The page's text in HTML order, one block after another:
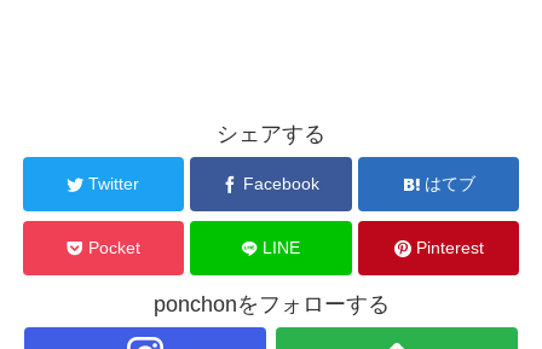
シェアする
Twitter Facebook はてブ
Pocket LINE Pinterest
ponchonをフォローする